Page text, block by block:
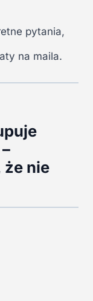
pytania,
na maila.
nie